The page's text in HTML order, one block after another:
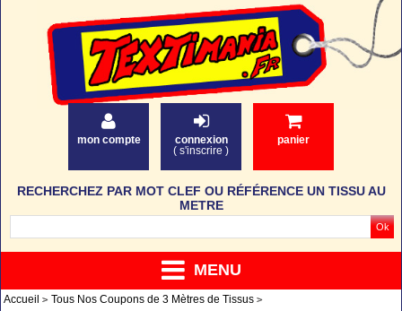
mon compte
connexion
( s'inscrire )
panier
MENU
RECHERCHEZ PAR MOT CLEF OU RÉFÉRENCE UN TISSU AU
METRE
Accueil
Tous Nos Coupons de 3 Mètres de Tissus